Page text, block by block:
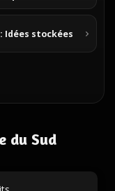
Idées stockées
du Sud